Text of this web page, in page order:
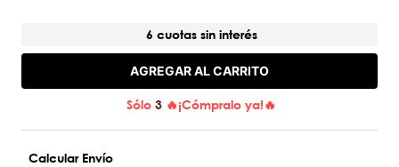
6 cuotas sin interés
AGREGAR AL CARRITO
Sólo3 🔥¡Cómpralo ya!🔥
Calcular Envío